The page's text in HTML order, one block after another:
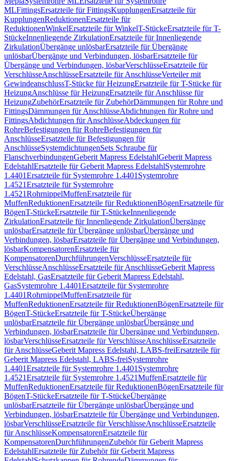
MLFittingsErsatzteile für FittingsKupplungenErsatzteile für
KupplungenReduktionenErsatzteile für
ReduktionenWinkelErsatzteile für WinkelT-StückeErsatzteile für T-
StückeInnenliegende ZirkulationErsatzteile für Innenliegende
ZirkulationÜbergänge unlösbarErsatzteile für Übergänge
unlösbarÜbergänge und Verbindungen, lösbarErsatzteile für
Übergänge und Verbindungen, lösbarVerschlüsseErsatzteile für
VerschlüsseAnschlüsseErsatzteile für AnschlüsseVerteiler mit
GewindeanschlussT-Stücke für HeizungErsatzteile für T-Stücke für
HeizungAnschlüsse für HeizungErsatzteile für Anschlüsse für
HeizungZubehörErsatzteile für ZubehörDämmungen für Rohre und
FittingsDämmungen für AnschlüsseAbdichtungen für Rohre und
FittingsAbdichtungen für AnschlüsseAbdeckungen für
RohreBefestigungen für RohreBefestigungen für
AnschlüsseErsatzteile für Befestigungen für
AnschlüsseSystemdichtungenSets Schraube für
FlanschverbindungenGeberit Mapress EdelstahlGeberit Mapress
EdelstahlErsatzteile für Geberit Mapress EdelstahlSystemrohre
1.4401Ersatzteile für Systemrohre 1.4401 Systemrohre
1.4521Ersatzteile für Systemrohre
1.4521RohrnippelMuffenErsatzteile für
MuffenReduktionenErsatzteile für ReduktionenBögenErsatzteile für
BögenT-StückeErsatzteile für T-StückeInnenliegende
ZirkulationErsatzteile für Innenliegende ZirkulationÜbergänge
unlösbarErsatzteile für Übergänge unlösbarÜbergänge und
Verbindungen, lösbarErsatzteile für Übergänge und Verbindungen,
lösbarKompensatorenErsatzteile für
KompensatorenDurchführungenVerschlüsseErsatzteile für
VerschlüsseAnschlüsseErsatzteile für AnschlüsseGeberit Mapress
Edelstahl, GasErsatzteile für Geberit Mapress Edelstahl,
GasSystemrohre 1.4401Ersatzteile für Systemrohre
1.4401RohrnippelMuffenErsatzteile für
MuffenReduktionenErsatzteile für ReduktionenBögenErsatzteile für
BögenT-StückeErsatzteile für T-StückeÜbergänge
unlösbarErsatzteile für Übergänge unlösbarÜbergänge und
Verbindungen, lösbarErsatzteile für Übergänge und Verbindungen,
lösbarVerschlüsseErsatzteile für VerschlüsseAnschlüsseErsatzteile
für AnschlüsseGeberit Mapress Edelstahl, LABS-freiErsatzteile für
Geberit Mapress Edelstahl, LABS-freiSystemrohre
1.4401Ersatzteile für Systemrohre 1.4401 Systemrohre
1.4521Ersatzteile für Systemrohre 1.4521MuffenErsatzteile für
MuffenReduktionenErsatzteile für ReduktionenBögenErsatzteile für
BögenT-StückeErsatzteile für T-StückeÜbergänge
unlösbarErsatzteile für Übergänge unlösbarÜbergänge und
Verbindungen, lösbarErsatzteile für Übergänge und Verbindungen,
lösbarVerschlüsseErsatzteile für VerschlüsseAnschlüsseErsatzteile
für AnschlüsseKompensatorenErsatzteile für
KompensatorenDurchführungenZubehör für Geberit Mapress
EdelstahlErsatzteile für Zubehör für Geberit Mapress